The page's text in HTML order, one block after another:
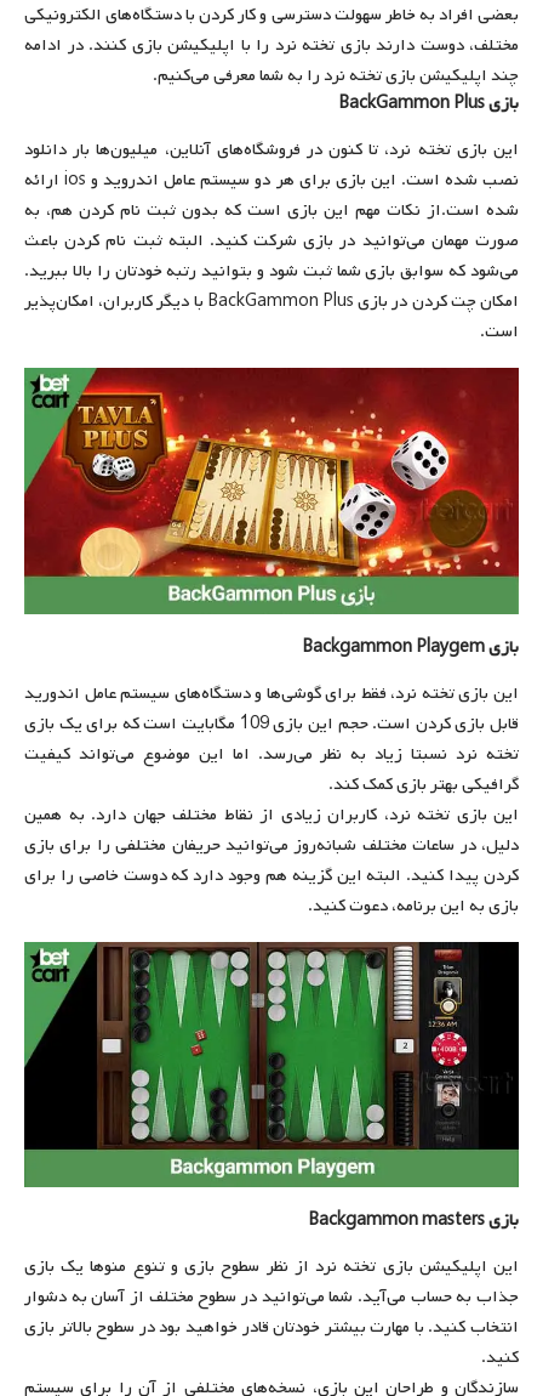
بعضی افراد به خاطر سهولت دسترسی و کار کردن با دستگاه‌های الکترونیکی
مختلف، دوست دارند بازی تخته نرد را با اپلیکیشن بازی کنند. در ادامه
چند اپلیکیشن بازی تخته نرد را به شما معرفی می‌کنیم.
بازیBackGammon Plus
این بازی تخته نرد، تا کنون در فروشگاه‌های آنلاین، میلیون‌ها بار دانلود
نصب شده‌ است. این بازی برای هر دو سیستم عامل اندروید و ios ارائه
شده است.از نکات مهم این بازی است که بدون ثبت نام کردن هم، به
صورت مهمان می‌توانید در بازی شرکت کنید. البته ثبت نام کردن باعث
می‌شود که سوابق بازی شما ثبت شود و بتوانید رتبه خودتان را بالا ببرید.
امکان چت کردن در بازی BackGammon Plus با دیگر کاربران، امکان‌پذیر
است.
بازیBackgammon Playgem
این بازی تخته نرد، فقط برای گوشی‌ها و دستگاه‌های سیستم عامل اندورید
قابل بازی کردن است. حجم این بازی 109 مگابایت است که برای یک بازی
تخته نرد نسبتا زیاد به نظر می‌رسد. اما این موضوع می‌تواند کیفیت
گرافیکی بهتر بازی کمک کند.
این بازی تخته نرد، کاربران زیادی از نقاط مختلف جهان دارد. به همین
دلیل، در ساعات مختلف شبانه‌روز می‌توانید حریفان مختلفی را برای بازی
کردن پیدا کنید. البته این گزینه هم وجود دارد که دوست خاصی را برای
بازی به این برنامه، دعوت کنید.
بازیBackgammon masters
این اپلیکیشن بازی تخته نرد از نظر سطوح بازی و تنوع منوها یک بازی
جذاب به حساب می‌آید. شما می‌توانید در سطوح مختلف از آسان به دشوار
انتخاب کنید. با مهارت بیشتر خودتان قادر خواهید بود در سطوح بالاتر بازی
کنید.
سازندگان و طراحان این بازی، نسخه‌های مختلفی از آن را برای سیستم